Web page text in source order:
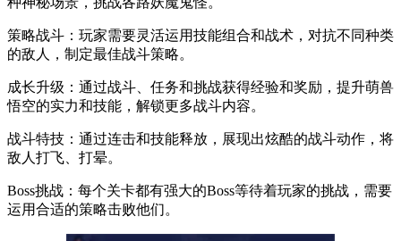
策略战斗：玩家需要灵活运用技能组合和战术，对抗不同种类
的敌人，制定最佳战斗策略。
成长升级：通过战斗、任务和挑战获得经验和奖励，提升萌兽
悟空的实力和技能，解锁更多战斗内容。
战斗特技：通过连击和技能释放，展现出炫酷的战斗动作，将
敌人打飞、打晕。
Boss挑战：每个关卡都有强大的Boss等待着玩家的挑战，需要
运用合适的策略击败他们。